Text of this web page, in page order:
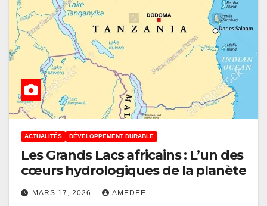
ACTUALITÉS DÉVELOPPEMENT DURABLE
Les Grands Lacs africains : L’un des
cœurs hydrologiques de la planète
MARS 17, 2026 AMEDEE